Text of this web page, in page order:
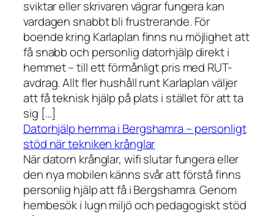
sviktar eller skrivaren vägrar fungera kan
vardagen snabbt bli frustrerande. För
boende kring Karlaplan finns nu möjlighet att
få snabb och personlig datorhjälp direkt i
hemmet – till ett förmånligt pris med RUT-
avdrag. Allt fler hushåll runt Karlaplan väljer
att få teknisk hjälp på plats i stället för att ta
sig […]
Datorhjälp hemma i Bergshamra – personligt
stöd när tekniken krånglar
När datorn krånglar, wifi slutar fungera eller
den nya mobilen känns svår att förstå finns
personlig hjälp att få i Bergshamra. Genom
hembesök i lugn miljö och pedagogiskt stöd